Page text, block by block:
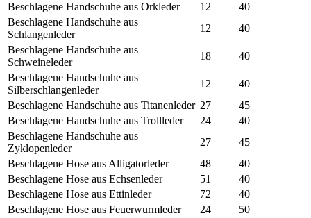
Beschlagene Handschuhe aus Orkleder
12
40
Beschlagene Handschuhe aus
Schlangenleder
12
40
Beschlagene Handschuhe aus
Schweineleder
18
40
Beschlagene Handschuhe aus
Silberschlangenleder
12
40
Beschlagene Handschuhe aus Titanenleder 27
45
Beschlagene Handschuhe aus Trollleder
24
40
Beschlagene Handschuhe aus
Zyklopenleder
27
45
Beschlagene Hose aus Alligatorleder
48
40
Beschlagene Hose aus Echsenleder
51
40
Beschlagene Hose aus Ettinleder
72
40
Beschlagene Hose aus Feuerwurmleder
24
50